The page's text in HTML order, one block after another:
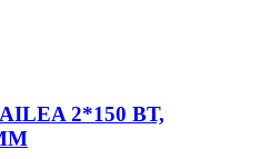
2*150 ВТ,